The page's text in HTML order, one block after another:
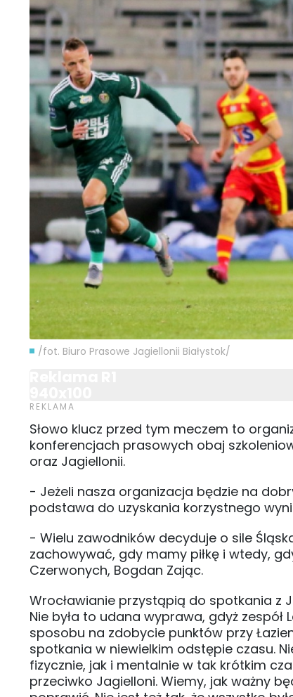
/fot. Biuro Prasowe Jagiellonii Białystok/
Słowo klucz przed tym meczem to
konferencjach prasowych obaj
oraz Jagiellonii.
- Jeżeli nasza organizacja będzie na
podstawa do uzyskania korzystnego
- Wielu zawodników decyduje o sile
zachowywać, gdy mamy piłkę i wtedy,
Czerwonych, Bogdan Zając.
Wrocławianie przystąpią do spotkania z
Nie była to udana wyprawa, gdyż zespół
sposobu na zdobycie punktów przy
spotkania w niewielkim odstępie czasu.
fizycznie, jak i mentalnie w tak krótkim
przeciwko Jagielloni. Wiemy, jak ważny